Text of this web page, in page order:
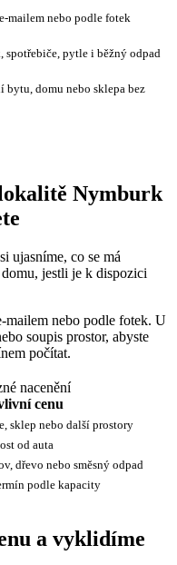
mailem nebo podle fotek
spotřebiče, pytle i běžný odpad
bytu, domu nebo sklepa bez
Nymburk
ujasníme, co se má
jestli je k dispozici
mailem nebo podle fotek. U
soupis prostor, abyste
počítat.
nacenění
cenu
sklep nebo další prostory
od auta
dřevo nebo směsný odpad
podle kapacity
a vyklidíme